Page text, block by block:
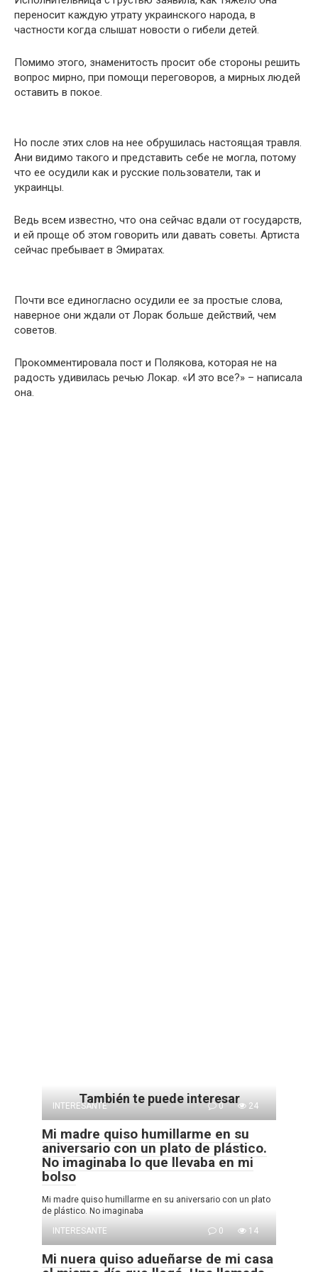
переносит каждую утрату украинского народа, в
частности когда слышат новости о гибели детей.
Помимо этого, знаменитость просит обе стороны решить
вопрос мирно, при помощи переговоров, а мирных людей
оставить в покое.
Но после этих слов на нее обрушилась настоящая травля.
Ани видимо такого и представить себе не могла, потому
что ее осудили как и русские пользователи, так и
украинцы.
Ведь всем известно, что она сейчас вдали от государств,
и ей проще об этом говорить или давать советы. Артиста
сейчас пребывает в Эмиратах.
Почти все единогласно осудили ее за простые слова,
наверное они ждали от Лорак больше действий, чем
советов.
Прокомментировала пост и Полякова, которая не на
радость удивилась речью Локар. «И это все?» – написала
она.
También te puede interesar
INTERESANTE 0 24
Mi madre quiso humillarme en su
aniversario con un plato de plástico.
No imaginaba lo que llevaba en mi
bolso
Mi madre quiso humillarme en su aniversario con un plato
de plástico. No imaginaba
INTERESANTE
0 14
Mi nuera quiso adueñarse de mi casa